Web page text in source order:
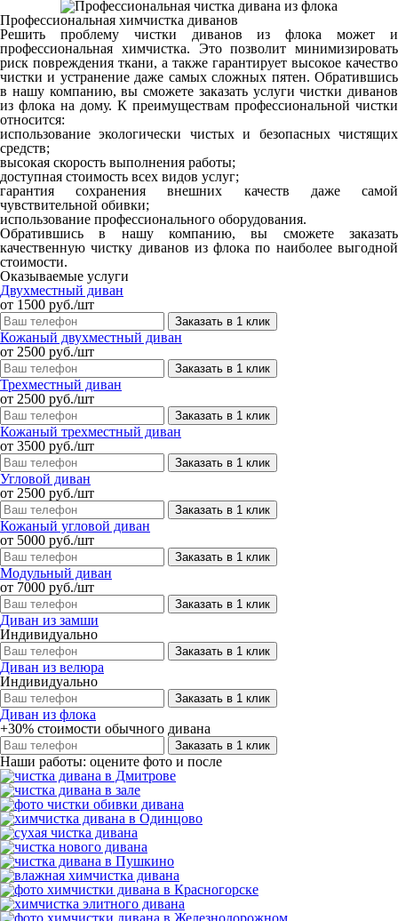
Профессиональная химчистка диванов
Решить проблему чистки диванов из флока может и
профессиональная химчистка. Это позволит минимизировать
риск повреждения ткани, а также гарантирует высокое качество
чистки и устранение даже самых сложных пятен. Обратившись
в нашу компанию, вы сможете заказать услуги чистки диванов
из флока на дому. К преимуществам профессиональной чистки
относится:
использование экологически чистых и безопасных чистящих
средств;
высокая скорость выполнения работы;
доступная стоимость всех видов услуг;
гарантия сохранения внешних качеств даже самой
чувствительной обивки;
использование профессионального оборудования.
Обратившись в нашу компанию, вы сможете заказать
качественную чистку диванов из флока по наиболее выгодной
стоимости.
Оказываемые услуги
Двухместный диван
от 1500 руб./шт
Заказать в 1 клик
Кожаный двухместный диван
от 2500 руб./шт
Заказать в 1 клик
Трехместный диван
от 2500 руб./шт
Заказать в 1 клик
Кожаный трехместный диван
от 3500 руб./шт
Заказать в 1 клик
Угловой диван
от 2500 руб./шт
Заказать в 1 клик
Кожаный угловой диван
от 5000 руб./шт
Заказать в 1 клик
Модульный диван
от 7000 руб./шт
Заказать в 1 клик
Диван из замши
Индивидуально
Заказать в 1 клик
Диван из велюра
Индивидуально
Заказать в 1 клик
Диван из флока
+30% стоимости обычного дивана
Заказать в 1 клик
Наши работы: оцените фото и после